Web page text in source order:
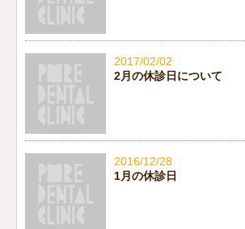
2017/02/02
2月の休診日について
2016/12/28
1月の休診日